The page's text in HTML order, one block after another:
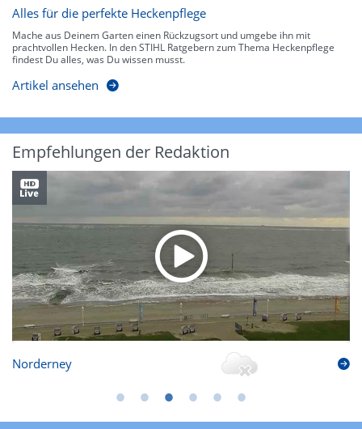
Alles für die perfekte Heckenpflege
Mache aus Deinem Garten einen Rückzugsort und umgebe ihn mit
prachtvollen Hecken. In den STIHL Ratgebern zum Thema Heckenpflege
findest Du alles, was Du wissen musst.
Artikel ansehen
Empfehlungen der Redaktion
Norderney